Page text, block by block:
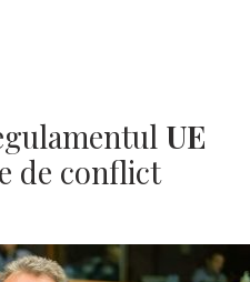
UE
de conflict